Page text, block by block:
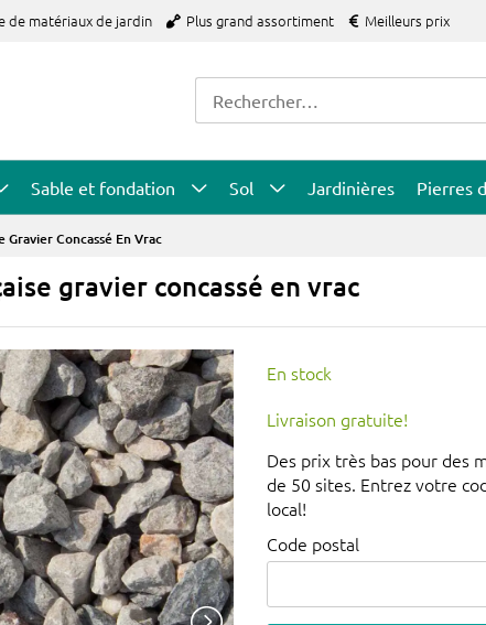
de matériaux de jardin Plus grand assortiment Meilleurs prix
Sable et fondation Sol Jardinières Pierres
Gravier Concassé En Vrac
gravier concassé en vrac
En stock
Livraison gratuite!
Des prix très bas pour des
de 50 sites. Entrez votre
local!
Code postal